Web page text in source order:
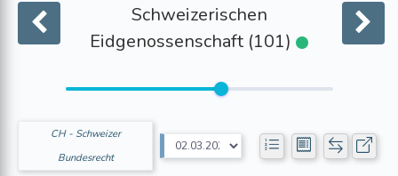
Schweizerischen
Eidgenossenschaft (101)
CH - Schweizer
Bundesrecht